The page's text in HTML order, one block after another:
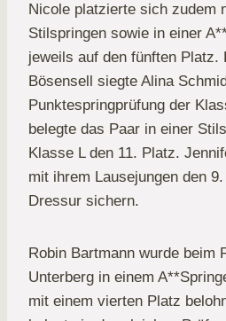
Nicole platzierte sich zudem
Stilspringen sowie in einer
jeweils auf den fünften Platz.
Bösensell siegte Alina
Punktespringprüfung der
belegte das Paar in einer
Klasse L den 11. Platz.
mit ihrem Lausejungen den
Dressur sichern.
Robin Bartmann wurde beim
Unterberg in einem
mit einem vierten Platz